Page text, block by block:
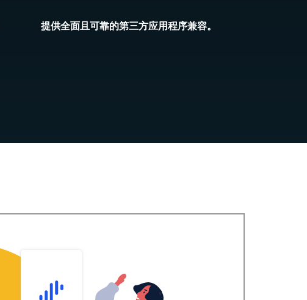
提供全面且可靠的第三方应用程序兼容。